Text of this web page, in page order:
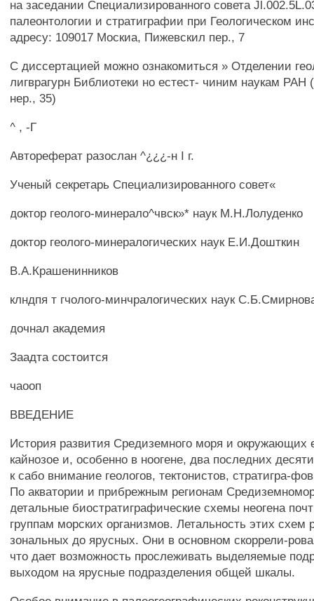
на заседании Специализированного совета
палеонтологии и стратиграфии при Геологическом
адресу: 109017 Москиа, Пижевскил пер., 7
С диссертацией можно ознакомиться » Отделении
лигврагурн Библиотеки но естест- чиним наукам
нер., 35)
^ , -Г
Автореферат разослан ^¿¿¿-н I г.
Ученый секретарь Специализированного совет«
доктор геолого-минерало^чвск»* наук М.Н.Лолуденко
доктор геолого-минералогических наук Е.И.Дошткин
В.А.Крашенинников
клндпя т гчолого-минчралогических наук
дочнал академия
Заадта состоится
чаооп
ВВЕДЕНИЕ
История развития Средиземного моря и окружающих
кайнозое и, особенно в ноогене, два последних
к сабо внимание геологов, тектонистов, стратигра-
По акватории и прибрежным регионам
детальные биостратиграфические схемы неогена
группам морских организмов. Летальность этих схем
зональных до ярусных. Они в основном скоррели-
что дает возможность прослеживать выделяемые
выходом на ярусные подразделения общей шкалы.